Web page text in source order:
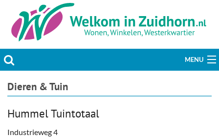
MENU
Actueel
Welzijn & Maatschappij
Dieren & Tuin
Hummel Tuintotaal
Industrieweg 4